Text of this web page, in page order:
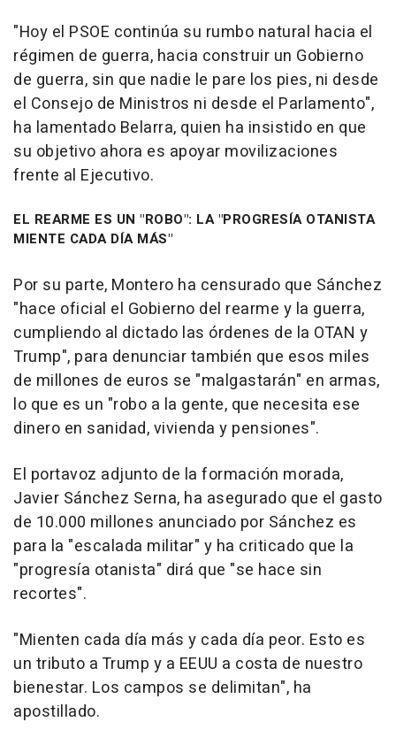
"Hoy el PSOE continúa su rumbo natural hacia el
régimen de guerra, hacia construir un Gobierno
de guerra, sin que nadie le pare los pies, ni desde
el Consejo de Ministros ni desde el Parlamento",
ha lamentado Belarra, quien ha insistido en que
su objetivo ahora es apoyar movilizaciones
frente al Ejecutivo.
EL REARME ES UN "ROBO": LA "PROGRESÍA OTANISTA
MIENTE CADA DÍA MÁS"
Por su parte, Montero ha censurado que Sánchez
"hace oficial el Gobierno del rearme y la guerra,
cumpliendo al dictado las órdenes de la OTAN y
Trump", para denunciar también que esos miles
de millones de euros se "malgastarán" en armas,
lo que es un "robo a la gente, que necesita ese
dinero en sanidad, vivienda y pensiones".
El portavoz adjunto de la formación morada,
Javier Sánchez Serna, ha asegurado que el gasto
de 10.000 millones anunciado por Sánchez es
para la "escalada militar" y ha criticado que la
"progresía otanista" dirá que "se hace sin
recortes".
"Mienten cada día más y cada día peor. Esto es
un tributo a Trump y a EEUU a costa de nuestro
bienestar. Los campos se delimitan", ha
apostillado.